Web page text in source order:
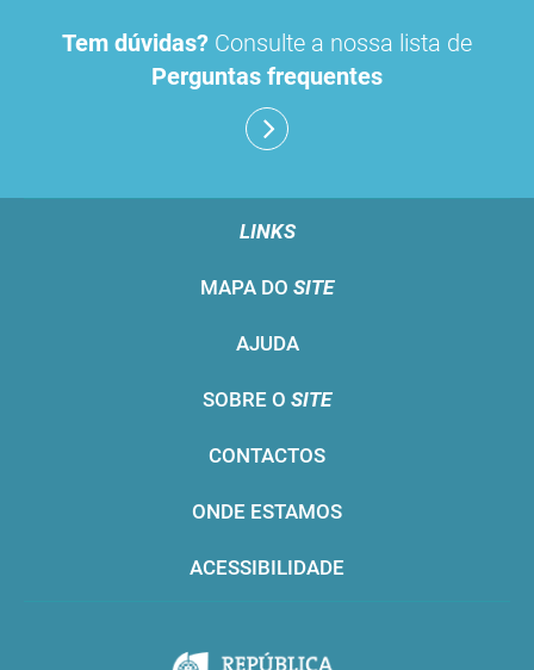
Tem dúvidas? Consulte a nossa lista de
Perguntas frequentes
LINKS
MAPA DO SITE
AJUDA
SOBRE O SITE
CONTACTOS
ONDE ESTAMOS
ACESSIBILIDADE